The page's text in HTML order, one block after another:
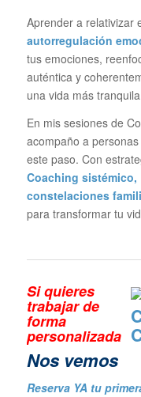
Aprender a relativizar
autorregulación
tus emociones,
auténtica y
una vida más
En mis sesiones de
acompaño a
este paso. Con
Coaching sistémico,
constelaciones
para transformar tu
Si quieres
trabajar de
forma
personalizada
Nos vemos
Reserva YA tu